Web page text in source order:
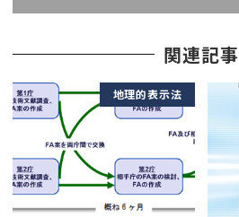
関連記事
地理的表示法